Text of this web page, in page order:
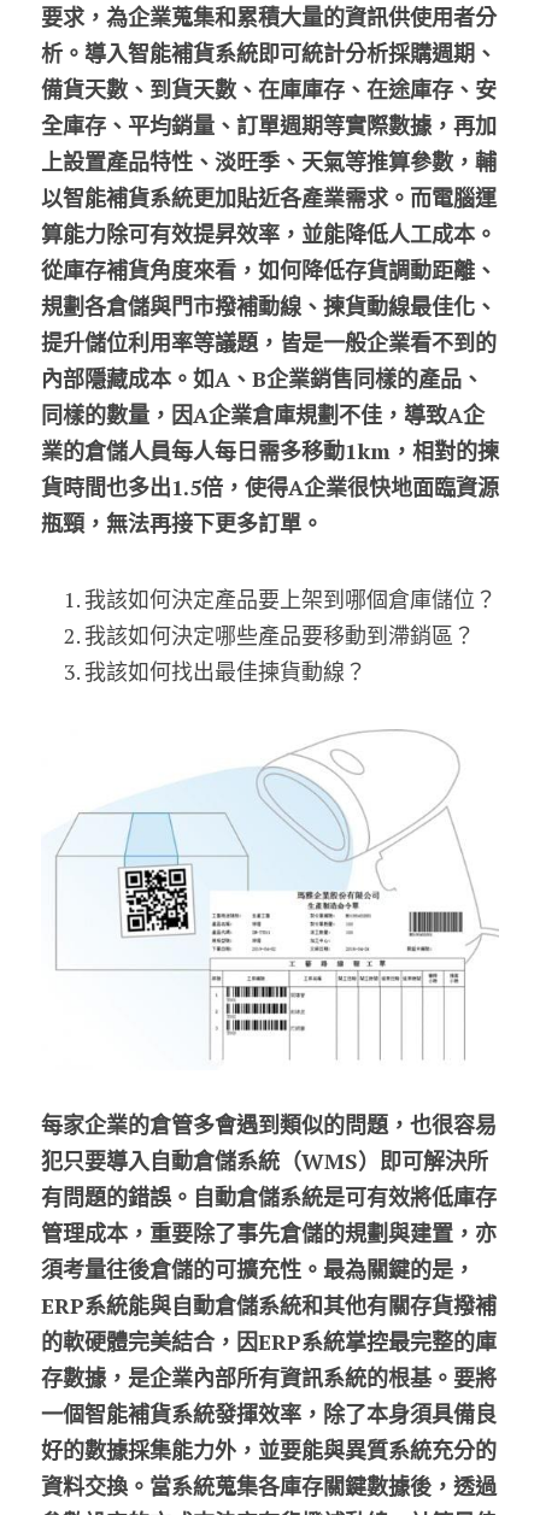
要求，為企業蒐集和累積大量的資訊供使用者分
析。導入智能補貨系統即可統計分析採購週期、
備貨天數、到貨天數、在庫庫存、在途庫存、安
全庫存、平均銷量、訂單週期等實際數據，再加
上設置產品特性、淡旺季、天氣等推算參數，輔
以智能補貨系統更加貼近各產業需求。而電腦運
算能力除可有效提昇效率，並能降低人工成本。
從庫存補貨角度來看，如何降低存貨調動距離、
規劃各倉儲與門市撥補動線、揀貨動線最佳化、
提升儲位利用率等議題，皆是一般企業看不到的
內部隱藏成本。如A、B企業銷售同樣的產品、
同樣的數量，因A企業倉庫規劃不佳，導致A企
業的倉儲人員每人每日需多移動1km，相對的揀
貨時間也多出1.5倍，使得A企業很快地面臨資源
瓶頸，無法再接下更多訂單。
我該如何決定產品要上架到哪個倉庫儲位？
我該如何決定哪些產品要移動到滯銷區？
我該如何找出最佳揀貨動線？
每家企業的倉管多會遇到類似的問題，也很容易
犯只要導入自動倉儲系統（WMS）即可解決所
有問題的錯誤。自動倉儲系統是可有效將低庫存
管理成本，重要除了事先倉儲的規劃與建置，亦
須考量往後倉儲的可擴充性。最為關鍵的是，
ERP系統能與自動倉儲系統和其他有關存貨撥補
的軟硬體完美結合，因ERP系統掌控最完整的庫
存數據，是企業內部所有資訊系統的根基。要將
一個智能補貨系統發揮效率，除了本身須具備良
好的數據採集能力外，並要能與異質系統充分的
資料交換。當系統蒐集各庫存關鍵數據後，透過